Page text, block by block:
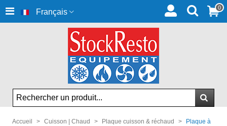
Français 0
Accueil > Cuisson | Chaud > Plaque cuisson & réchaud >
Plaque à